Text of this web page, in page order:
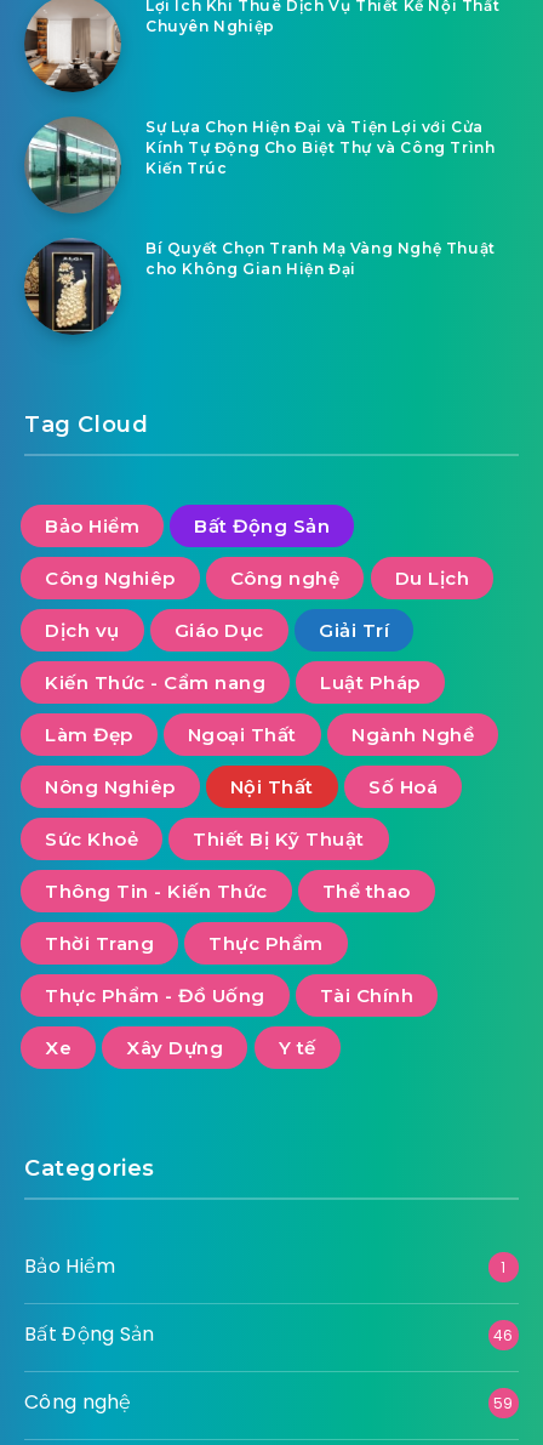
Lợi Ích Khi Thuê Dịch Vụ Thiết Kế Nội Thất
Chuyên Nghiệp
Sự Lựa Chọn Hiện Đại và Tiện Lợi với Cửa
Kính Tự Động Cho Biệt Thự và Công Trình
Kiến Trúc
Bí Quyết Chọn Tranh Mạ Vàng Nghệ Thuật
cho Không Gian Hiện Đại
Tag Cloud
Bảo Hiểm Bất Động Sản
Công Nghiêp Công nghệ Du Lịch
Dịch vụ Giáo Dục Giải Trí
Kiến Thức - Cẩm nang Luật Pháp
Làm Đẹp Ngoại Thất Ngành Nghề
Nông Nghiêp Nội Thất Số Hoá
Sức Khoẻ Thiết Bị Kỹ Thuật
Thông Tin - Kiến Thức Thể thao
Thời Trang Thực Phẩm
Thực Phẩm - Đồ Uống Tài Chính
Xe Xây Dựng Y tế
Categories
Bảo Hiểm 1
Bất Động Sản 46
Công nghệ 59